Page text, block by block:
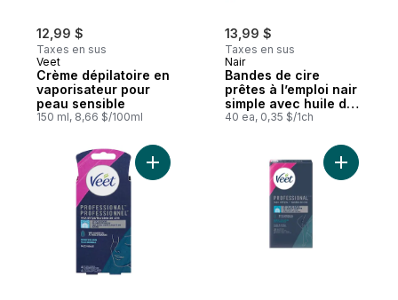
12,99 $
Taxes en sus
Veet
Crème dépilatoire en
vaporisateur pour
peau sensible
150 ml, 8,66 $/100ml
13,99 $
Taxes en sus
Nair
Bandes de cire
prêtes à l’emploi nair
simple avec huile de
coton pour le visage
40 ea, 0,35 $/1ch
Ajouter Professional bandes de cireAjouter